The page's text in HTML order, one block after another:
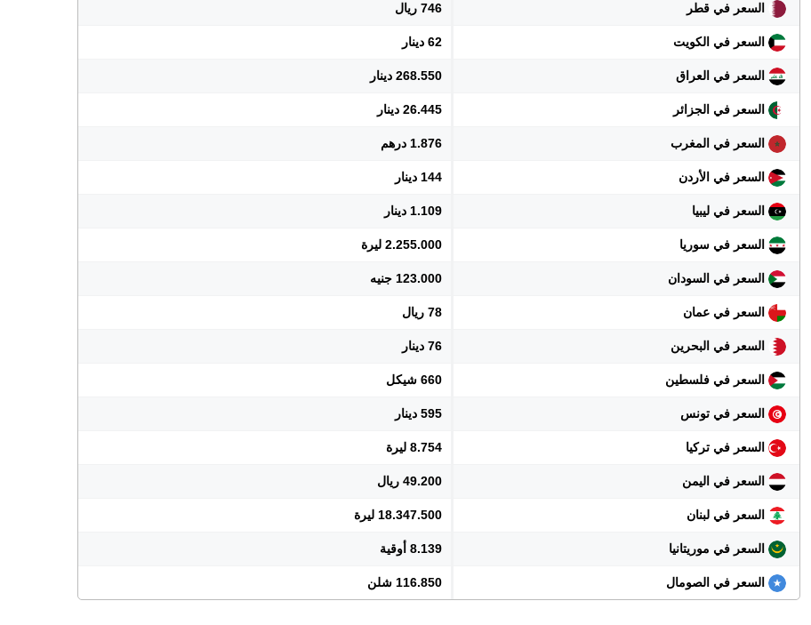
السعر في قطر 746 ريال
السعر في الكويت 62 دينار
السعر في العراق 268.550 دينار
السعر في الجزائر 26.445 دينار
السعر في المغرب 1.876 درهم
السعر في الأردن 144 دينار
السعر في ليبيا 1.109 دينار
السعر في سوريا 2.255.000 ليرة
السعر في السودان 123.000 جنيه
السعر في عمان 78 ريال
السعر في البحرين 76 دينار
السعر في فلسطين 660 شيكل
السعر في تونس 595 دينار
السعر في تركيا 8.754 ليرة
السعر في اليمن 49.200 ريال
السعر في لبنان 18.347.500 ليرة
السعر في موريتانيا 8.139 أوقية
السعر في الصومال 116.850 شلن